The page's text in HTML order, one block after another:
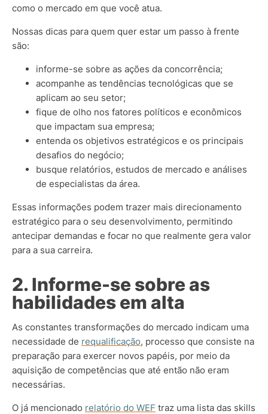
como o mercado em que você atua.
Nossas dicas para quem quer estar um passo à frente
são:
informe-se sobre as ações da concorrência;
acompanhe as tendências tecnológicas que se
aplicam ao seu setor;
fique de olho nos fatores políticos e econômicos
que impactam sua empresa;
entenda os objetivos estratégicos e os principais
desafios do negócio;
busque relatórios, estudos de mercado e análises
de especialistas da área.
Essas informações podem trazer mais direcionamento
estratégico para o seu desenvolvimento, permitindo
antecipar demandas e focar no que realmente gera valor
para a sua carreira.
2. Informe-se sobre as
habilidades em alta
As constantes transformações do mercado indicam uma
necessidade de requalificação, processo que consiste na
preparação para exercer novos papéis, por meio da
aquisição de competências que até então não eram
necessárias.
O já mencionado relatório do WEF traz uma lista das skills